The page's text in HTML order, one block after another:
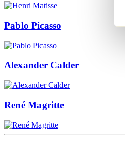
Pablo Picasso
Alexander Calder
René Magritte